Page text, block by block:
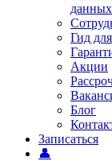
данных
Гид
Акции
Блог
Записаться
👤